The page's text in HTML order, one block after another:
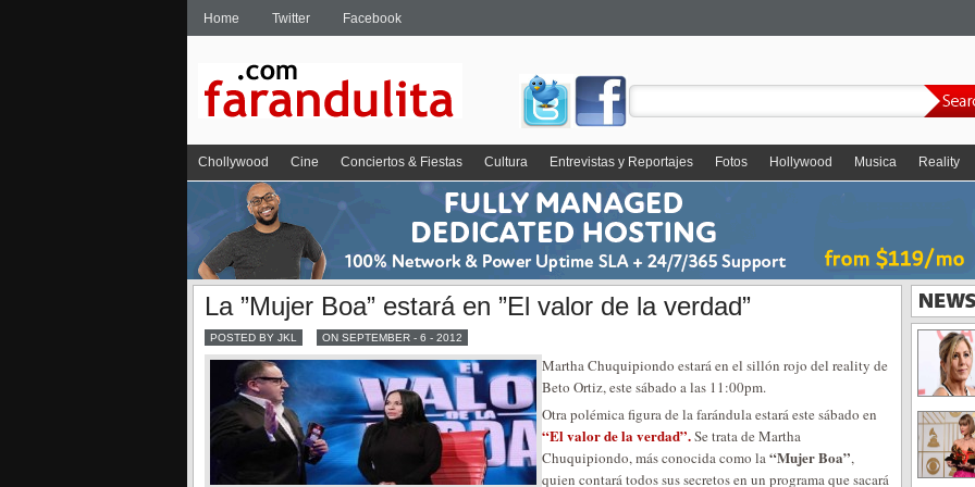
Home Twitter Facebook
Chollywood Cine Conciertos & Fiestas Cultura Entrevistas y Reportajes Fotos Hollywood Musica Reality
La ”Mujer Boa” estará en ”El valor de la verdad”
POSTED BY JKL ON SEPTEMBER - 6 - 2012
Martha Chuquipiondo estará en el sillón rojo del reality de
Beto Ortiz, este sábado a las 11:00pm.
Otra polémica figura de la farándula estará este sábado en
“El valor de la verdad”.Se trata de Martha
Chuquipiondo, más conocida como la“Mujer Boa”,
quien contará todos sus secretos en un programa que sacará